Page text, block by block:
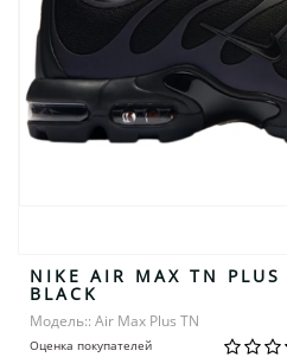
NIKE AIR MAX TN PLUS
BLACK
Модель:: Air Max Plus TN
Оценка покупателей